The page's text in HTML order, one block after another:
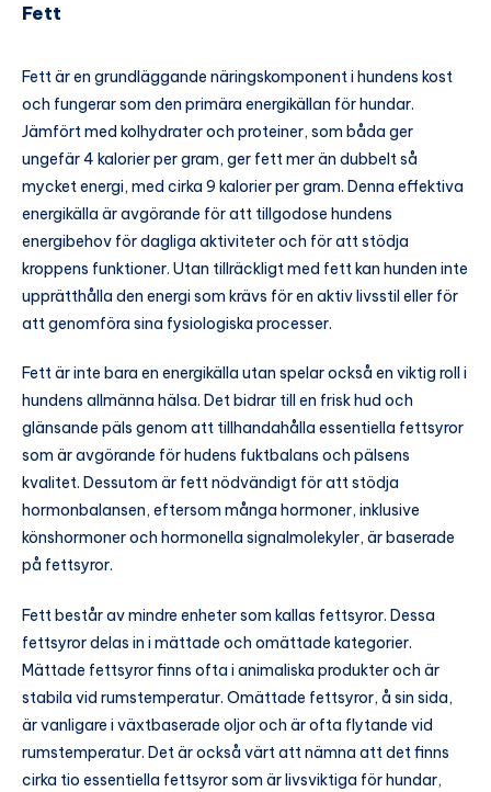
Fett
Fett är en grundläggande näringskomponent i hundens kost
och fungerar som den primära energikällan för hundar.
Jämfört med kolhydrater och proteiner, som båda ger
ungefär 4 kalorier per gram, ger fett mer än dubbelt så
mycket energi, med cirka 9 kalorier per gram. Denna effektiva
energikälla är avgörande för att tillgodose hundens
energibehov för dagliga aktiviteter och för att stödja
kroppens funktioner. Utan tillräckligt med fett kan hunden inte
upprätthålla den energi som krävs för en aktiv livsstil eller för
att genomföra sina fysiologiska processer.
Fett är inte bara en energikälla utan spelar också en viktig roll i
hundens allmänna hälsa. Det bidrar till en frisk hud och
glänsande päls genom att tillhandahålla essentiella fettsyror
som är avgörande för hudens fuktbalans och pälsens
kvalitet. Dessutom är fett nödvändigt för att stödja
hormonbalansen, eftersom många hormoner, inklusive
könshormoner och hormonella signalmolekyler, är baserade
på fettsyror.
Fett består av mindre enheter som kallas fettsyror. Dessa
fettsyror delas in i mättade och omättade kategorier.
Mättade fettsyror finns ofta i animaliska produkter och är
stabila vid rumstemperatur. Omättade fettsyror, å sin sida,
är vanligare i växtbaserade oljor och är ofta flytande vid
rumstemperatur. Det är också värt att nämna att det finns
cirka tio essentiella fettsyror som är livsviktiga för hundar,